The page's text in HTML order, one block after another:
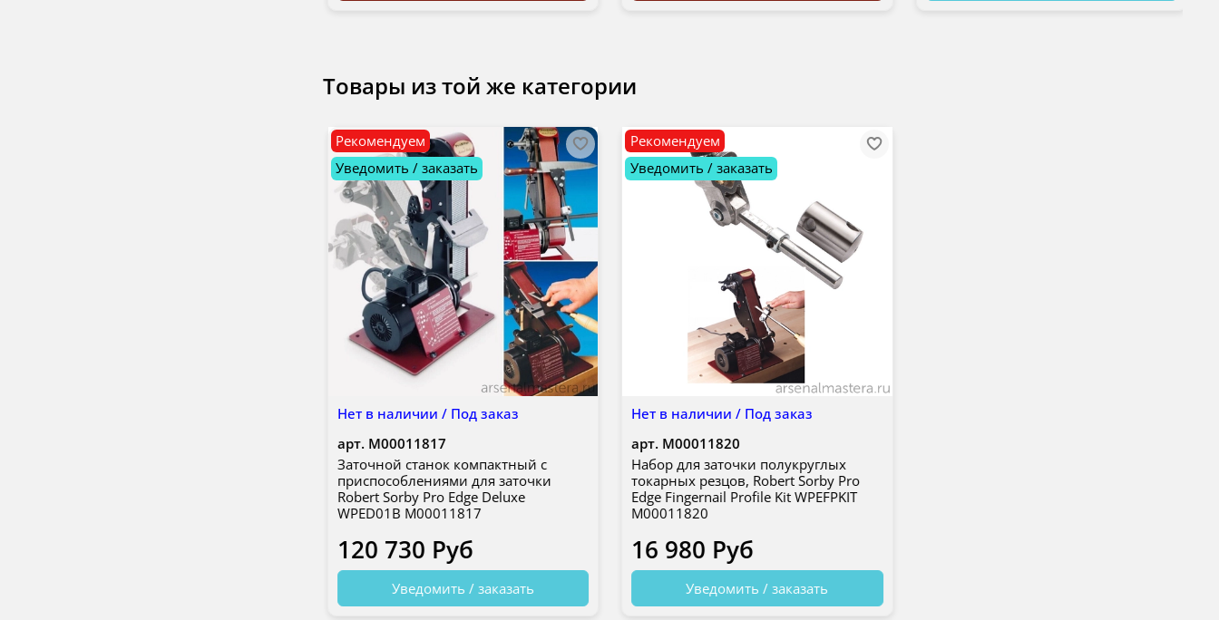
Товары из той же категории
Нет в наличии / Под заказ
Рекомендуем
Уведомить / заказать
арт. М00011817
Заточной станок компактный с
приспособлениями для заточки
Robert Sorby Pro Edge Deluxe
WPED01B М00011817
120 730 Руб
Уведомить / заказать
Нет в наличии / Под заказ
Рекомендуем
Уведомить / заказать
арт. М00011820
Набор для заточки полукруглых
токарных резцов, Robert Sorby Pro
Edge Fingernail Profile Kit WPEFPKIT
М00011820
16 980 Руб
Уведомить / заказать